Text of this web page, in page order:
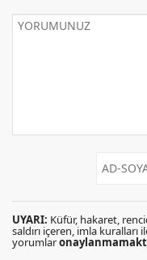
UYARI: Küfür, hakaret,
saldırı içeren, imla kuralları
yorumlar